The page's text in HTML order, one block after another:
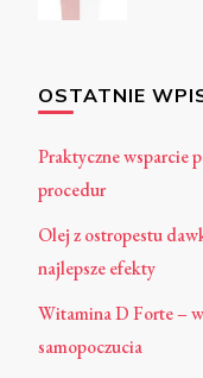
OSTATNIE
Praktyczne wsparcie
procedur
Olej z ostropestu
najlepsze efekty
Witamina D Forte –
samopoczucia